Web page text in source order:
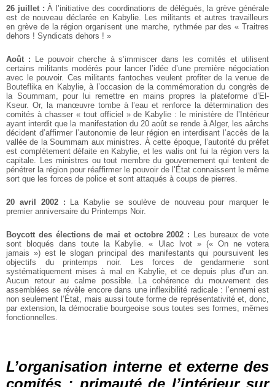
26 juillet :À l’initiative des coordinations de délégués, la grève générale
est de nouveau déclarée en Kabylie. Les militants et autres travailleurs
en grève de la région organisent une marche, rythmée par des « Traitres
dehors ! Syndicats dehors ! »
Août :
Le pouvoir cherche à s’immiscer dans les comités et utilisent
certains militants modérés pour lancer l’idée d’une première négociation
avec le pouvoir. Ces militants fantoches veulent profiter de la venue de
Bouteflika en Kabylie, à l’occasion de la commémoration du congrès de
la Soummam, pour lui remettre en mains propres la plateforme d’El-
Kseur. Or, la manœuvre tombe à l’eau et renforce la détermination des
comités à chasser « tout officiel » de Kabylie : le ministère de l’Intérieur
ayant interdit que la manifestation du 20 août se rende à Alger, les aârchs
décident d’affirmer l’autonomie de leur région en interdisant l’accès de la
vallée de la Soummam aux ministres. À cette époque, l’autorité du préfet
est complètement défaite en Kabylie, et les walis ont fui la région vers la
capitale. Les ministres ou tout membre du gouvernement qui tentent de
pénétrer la région pour réaffirmer le pouvoir de l’État connaissent le même
sort que les forces de police et sont attaqués à coups de pierres.
20 avril 2002 :
La Kabylie se soulève de nouveau pour marquer le
premier anniversaire du Printemps Noir.
Boycott des élections de mai et octobre 2002 : Les bureaux de vote
sont bloqués dans toute la Kabylie. « Ulac lvot » (« On ne votera
jamais ») est le slogan principal des manifestants qui poursuivent les
objectifs du printemps noir. Les forces de gendarmerie sont
systématiquement mises à mal en Kabylie, et ce depuis plus d’un an.
Aucun retour au calme possible. La cohérence du mouvement des
assemblées se révèle encore dans une inflexibilité radicale : l’ennemi est
non seulement l’État, mais aussi toute forme de représentativité et, donc,
par extension, la démocratie bourgeoise sous toutes ses formes, mêmes
fonctionnelles.
L’organisation interne et externe des